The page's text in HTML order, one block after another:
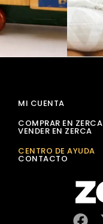
MI CUENTA
COMPRAR EN ZERCA
VENDER EN ZERCA
CENTRO DE AYUDA
CONTACTO